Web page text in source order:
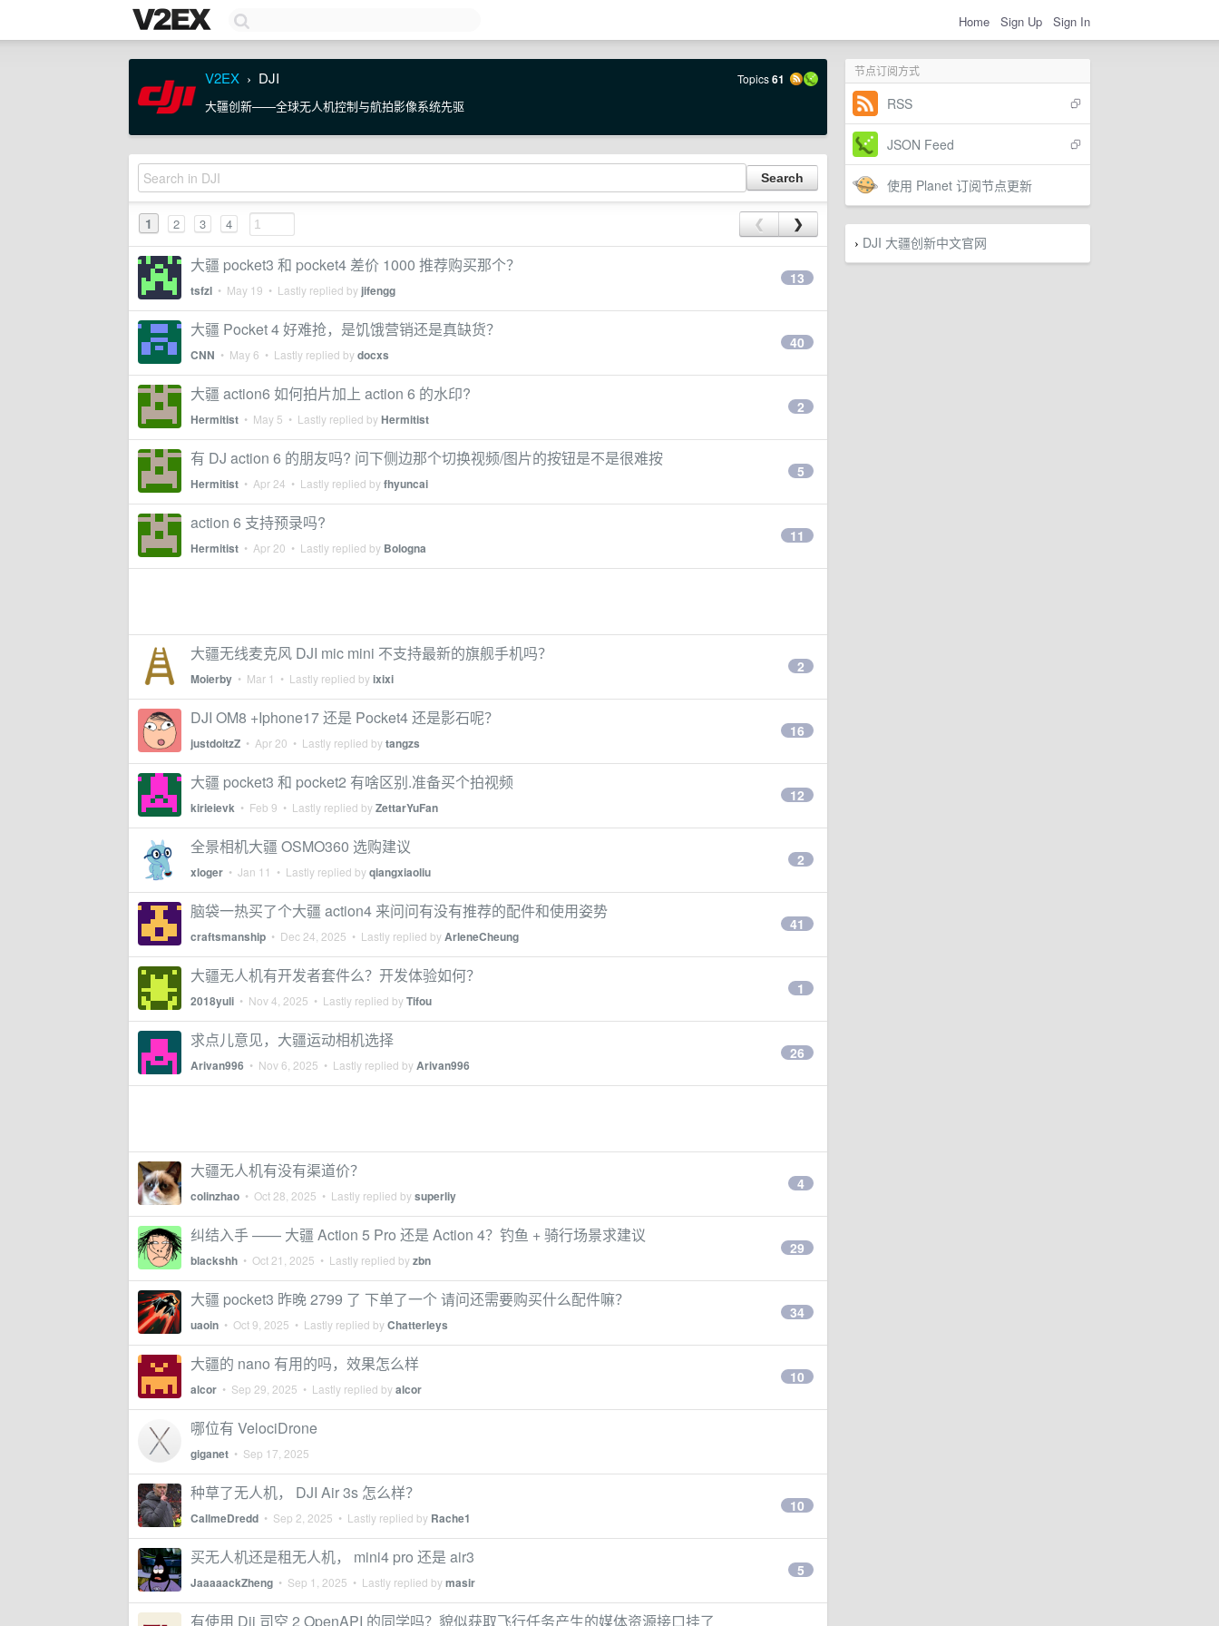
Home Sign Up Sign In
节点订阅方式
RSS
JSON Feed
使用 Planet 订阅节点更新
› DJI 大疆创新中文官网
V2EX › DJI Topics61
大疆创新——全球无人机控制与航拍影像系统先驱
1 2 3 4 ❮ ❯
大疆 pocket3 和 pocket4 差价 1000 推荐购买那个？
tsfzl • May 19 • Lastly replied by jifengg
13
大疆 Pocket 4 好难抢，是饥饿营销还是真缺货？
CNN • May 6 • Lastly replied bydocxs
40
大疆 action6 如何拍片加上 action 6 的水印?
Hermitist • May 5 • Lastly replied byHermitist
2
有 DJ action 6 的朋友吗? 问下侧边那个切换视频/图片的按钮是不是很难按
Hermitist • Apr 24 • Lastly replied byfhyuncai
5
action 6 支持预录吗?
Hermitist • Apr 20 • Lastly replied by Bologna
11
大疆无线麦克风 DJI mic mini 不支持最新的旗舰手机吗？
Moierby • Mar 1 • Lastly replied byixixi
2
DJI OM8 +Iphone17 还是 Pocket4 还是影石呢？
justdoitzZ • Apr 20 • Lastly replied bytangzs
16
大疆 pocket3 和 pocket2 有啥区别.准备买个拍视频
kirieievk • Feb 9 • Lastly replied byZettarYuFan
12
全景相机大疆 OSMO360 选购建议
xloger • Jan 11 • Lastly replied byqiangxiaoliu
2
脑袋一热买了个大疆 action4 来问问有没有推荐的配件和使用姿势
craftsmanship • Dec 24, 2025 • Lastly replied byArleneCheung
41
大疆无人机有开发者套件么？开发体验如何？
2018yuli • Nov 4, 2025 • Lastly replied byTifou
1
求点儿意见，大疆运动相机选择
Arivan996 • Nov 6, 2025 • Lastly replied byArivan996
26
大疆无人机有没有渠道价？
colinzhao • Oct 28, 2025 • Lastly replied bysuperliy
4
纠结入手 —— 大疆 Action 5 Pro 还是 Action 4？钓鱼 + 骑行场景求建议
blackshh • Oct 21, 2025 • Lastly replied byzbn
29
大疆 pocket3 昨晚 2799 了 下单了一个 请问还需要购买什么配件嘛？
uaoin • Oct 9, 2025 • Lastly replied byChatterleys
34
大疆的 nano 有用的吗，效果怎么样
alcor • Sep 29, 2025 • Lastly replied byalcor
10
哪位有 VelociDrone
giganet • Sep 17, 2025
种草了无人机， DJI Air 3s 怎么样？
CallmeDredd • Sep 2, 2025 • Lastly replied by Rache1
10
买无人机还是租无人机， mini4 pro 还是 air3
JaaaaackZheng • Sep 1, 2025 • Lastly replied bymasir
5
有使用 Dji 司空 2 OpenAPI 的同学吗？貌似获取飞行任务产生的媒体资源接口挂了